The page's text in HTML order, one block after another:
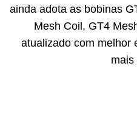
ainda adota as bobinas
Mesh Coil, GT4
atualizado com melhor
mais